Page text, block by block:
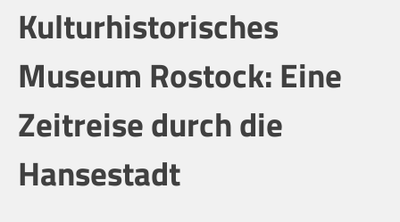
Kulturhistorisches
Museum Rostock: Eine
Zeitreise durch die
Hansestadt